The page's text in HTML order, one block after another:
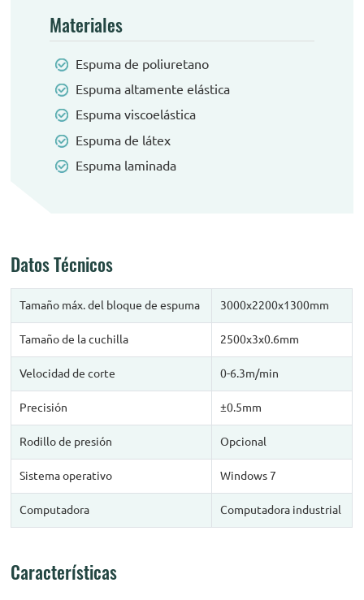
Materiales
Espuma de poliuretano
Espuma altamente elástica
Espuma viscoelástica
Espuma de látex
Espuma laminada
Datos Técnicos
Tamaño máx. del bloque de espuma 3000x2200x1300mm
Tamaño de la cuchilla 2500x3x0.6mm
Velocidad de corte 0-6.3m/min
Precisión ±0.5mm
Rodillo de presión Opcional
Sistema operativo Windows 7
Computadora Computadora industrial
Características